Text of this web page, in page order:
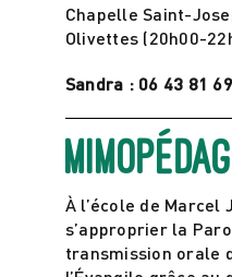
Chapelle Saint-
Olivettes (20h00-
Sandra : 06 43 81
À l’école de Marcel
s’approprier la
transmission orale